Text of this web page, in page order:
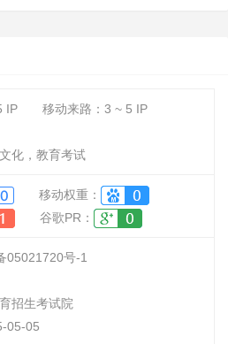
IP 移动来路： 3 ~ 5 IP
化，教育考试
移动权重：
谷歌PR：
05021720号-1
招生考试院
05-05